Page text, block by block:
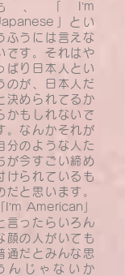
、「I’m
」とい
ふうには言えな
です。それはや
ぱり日本人とい
のが、日本人だ
決められてるか
かもしれないで
。なんかそれが
分のような人た
が今すごい締め
けられているも
だと思います。
「I’m American」
言ったらいろん
顔の人がいても
通だとみんな思
んじゃないか